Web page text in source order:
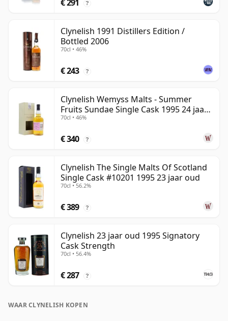
€ 291 ?
Clynelish 1991 Distillers Edition /
Bottled 2006
70cl • 46%
€ 243 ?
Clynelish Wemyss Malts - Summer
Fruits Sundae Single Cask 1995 24 jaar
oud
70cl • 46%
€ 340 ?
Clynelish The Single Malts Of Scotland
Single Cask #10201 1995 23 jaar oud
70cl • 56.2%
€ 389 ?
Clynelish 23 jaar oud 1995 Signatory
Cask Strength
70cl • 56.4%
€ 287 ?
WAAR CLYNELISH KOPEN